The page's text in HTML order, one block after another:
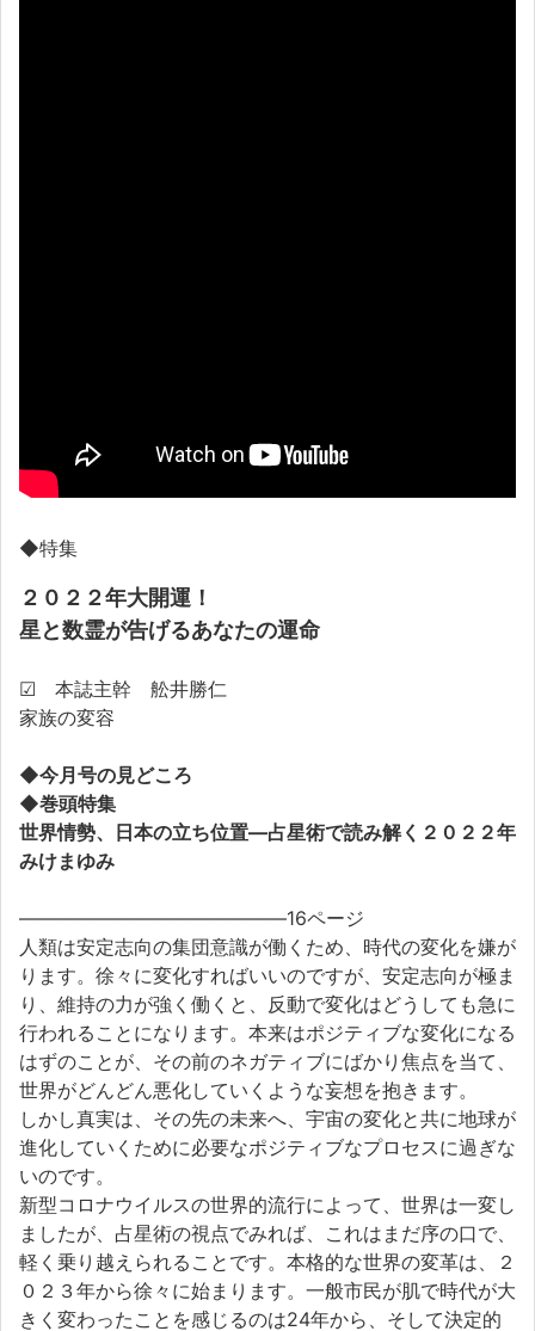
◆特集
２０２２年大開運！
星と数霊が告げるあなたの運命
☑ 本誌主幹 舩井勝仁
家族の変容
◆今月号の見どころ
◆巻頭特集
世界情勢、日本の立ち位置―占星術で読み解く２０２２年
みけまゆみ
――――――――――――――16ページ
人類は安定志向の集団意識が働くため、時代の変化を嫌が
ります。徐々に変化すればいいのですが、安定志向が極ま
り、維持の力が強く働くと、反動で変化はどうしても急に
行われることになります。本来はポジティブな変化になる
はずのことが、その前のネガティブにばかり焦点を当て、
世界がどんどん悪化していくような妄想を抱きます。
しかし真実は、その先の未来へ、宇宙の変化と共に地球が
進化していくために必要なポジティブなプロセスに過ぎな
いのです。
新型コロナウイルスの世界的流行によって、世界は一変し
ましたが、占星術の視点でみれば、これはまだ序の口で、
軽く乗り越えられることです。本格的な世界の変革は、２
０２３年から徐々に始まります。一般市民が肌で時代が大
きく変わったことを感じるのは24年から、そして決定的